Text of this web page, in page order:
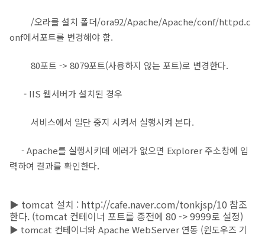
/오라클 설치 폴더/ora92/Apache/Apache/conf/httpd.c
onf에서포트를 변경해야 함.
80포트 -> 8079포트(사용하지 않는 포트)로 변경한다.
- IIS 웹서버가 설치된 경우
서비스에서 일단 중지 시켜서 실행시켜 본다.
- Apache를 실행시키데 에러가 없으면 Explorer 주소창에 입
력하여 결과를 확인한다.
▶ tomcat 설치 : http://cafe.naver.com/tonkjsp/10 참조
한다. (tomcat 컨테이너 포트를 종전에 80 -> 9999로 설정)
▶ tomcat 컨테이너와 Apache WebServer 연동 (윈도우즈 기